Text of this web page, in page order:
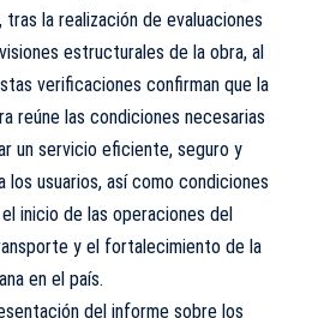
la realización de evaluaciones
estructurales de la obra, al
verificaciones confirman que la
reúne las condiciones necesarias
un servicio eficiente, seguro y
los usuarios, así como condiciones
inicio de las operaciones del
y el fortalecimiento de la
en el país.
del informe sobre los